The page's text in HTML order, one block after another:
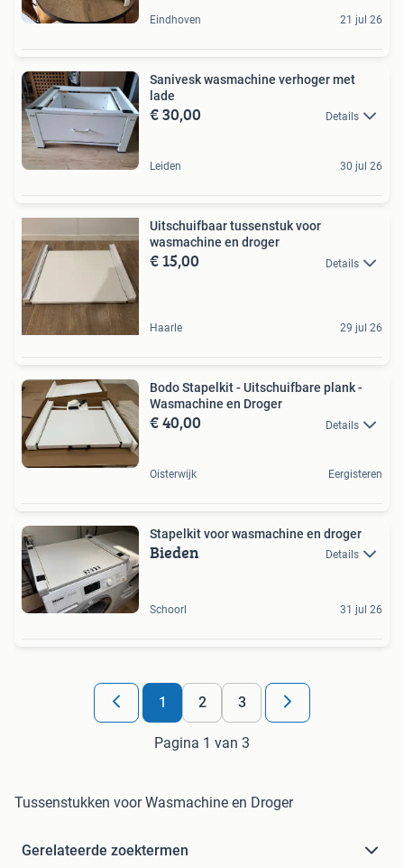
Eindhoven 21 jul 26
Sanivesk wasmachine verhoger met
lade
€ 30,00 Details
Leiden 30 jul 26
Uitschuifbaar tussenstuk voor
wasmachine en droger
€ 15,00 Details
Haarle 29 jul 26
Bodo Stapelkit - Uitschuifbare plank -
Wasmachine en Droger
€ 40,00 Details
Oisterwijk Eergisteren
Stapelkit voor wasmachine en droger
Bieden Details
Schoorl 31 jul 26
1 2 3
Pagina 1 van 3
Tussenstukken voor Wasmachine en Droger
Gerelateerde zoektermen